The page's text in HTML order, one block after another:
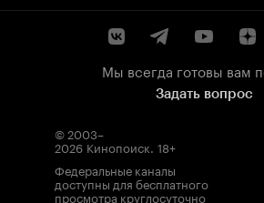
Мы всегда готовы вам
Задать вопрос
© 2003–
2026 Кинопоиск. 18+
Федеральные каналы
доступны для бесплатного
просмотра круглосуточно